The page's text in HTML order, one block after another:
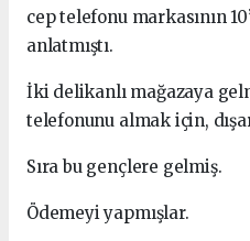
cep telefonu markasının
anlatmıştı.
İki delikanlı mağazaya
telefonunu almak için,
Sıra bu gençlere gelmiş.
Ödemeyi yapmışlar.